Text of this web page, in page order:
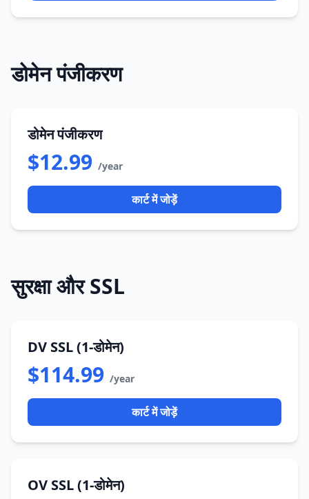
डोमेन पंजीकरण
डोमेन पंजीकरण
$12.99 /year
कार्ट में जोड़ें
सुरक्षा और SSL
DV SSL (1-डोमेन)
$114.99 /year
कार्ट में जोड़ें
OV SSL (1-डोमेन)